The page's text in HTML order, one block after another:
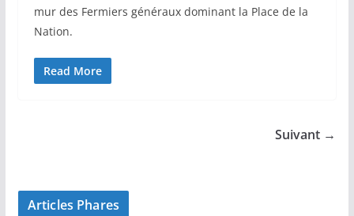
mur des Fermiers généraux dominant la Place de la
Nation.
Read More
Suivant →
Articles Phares